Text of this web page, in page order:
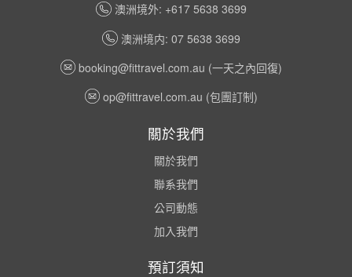
澳洲境外: +617 5638 3699
澳洲境内: 07 5638 3699
booking@fittravel.com.au (一天之內回復)
op@fittravel.com.au (包團訂制)
關於我們
關於我們
聯系我們
公司動態
加入我們
預訂須知